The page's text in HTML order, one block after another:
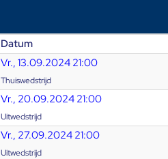
Datum
Vr., 13.09.2024 21:00
Thuiswedstrijd
Vr., 20.09.2024 21:00
Uitwedstrijd
Vr., 27.09.2024 21:00
Uitwedstrijd